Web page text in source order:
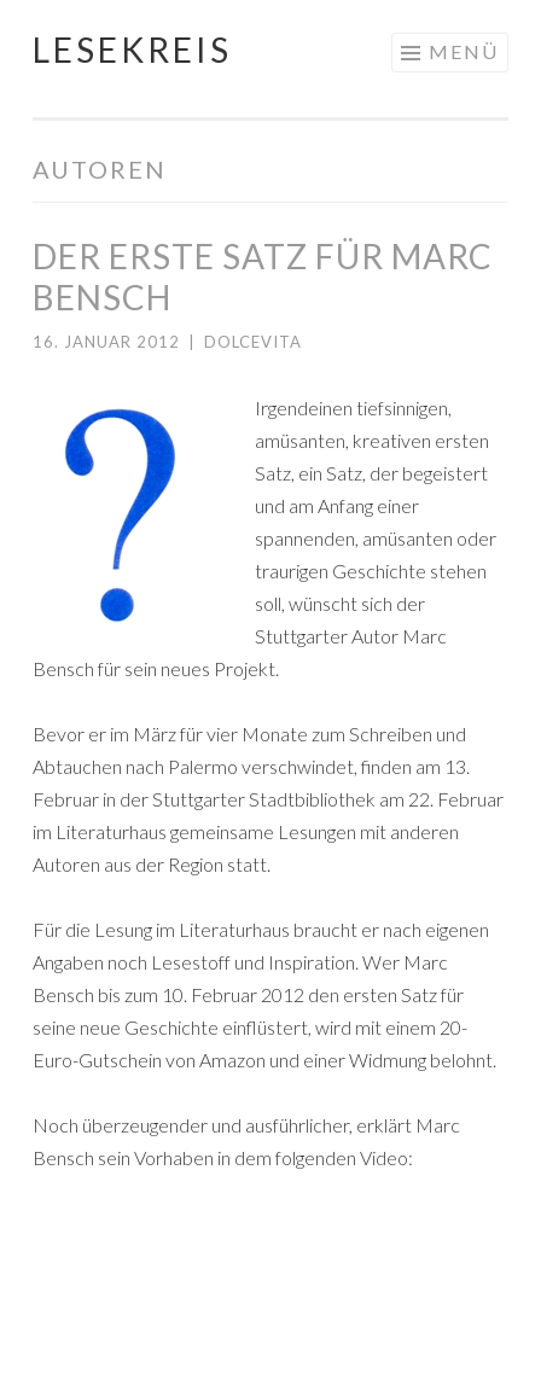
Springe
LESEKREIS MENÜ
AUTOREN
DER ERSTE SATZ FÜR MARC
BENSCH
16. JANUAR 2012 DOLCEVITA
Irgendeinen tiefsinnigen,
amüsanten, kreativen ersten
Satz, ein Satz, der begeistert
und am Anfang einer
spannenden, amüsanten oder
traurigen Geschichte stehen
soll, wünscht sich der
Stuttgarter Autor Marc
Bensch für sein neues Projekt.
Bevor er im März für vier Monate zum Schreiben und
Abtauchen nach Palermo verschwindet, finden am 13.
Februar in der Stuttgarter Stadtbibliothek am 22. Februar
im Literaturhaus gemeinsame Lesungen mit anderen
Autoren aus der Region statt.
Für die Lesung im Literaturhaus braucht er nach eigenen
Angaben noch Lesestoff und Inspiration. Wer Marc
Bensch bis zum 10. Februar 2012 den ersten Satz für
seine neue Geschichte einflüstert, wird mit einem 20-
Euro-Gutschein von Amazon und einer Widmung belohnt.
Noch überzeugender und ausführlicher, erklärt Marc
Bensch sein Vorhaben in dem folgenden Video: